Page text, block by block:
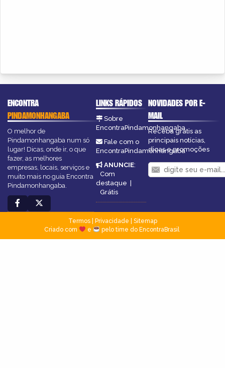
ENCONTRA
PINDAMONHANGABA
O melhor de
Pindamonhangaba num só
lugar! Dicas, onde ir, o que
fazer, as melhores
empresas, locais, serviços e
muito mais no guia Encontra
Pindamonhangaba.
LINKS RÁPIDOS
Sobre
EncontraPindamonhangaba
Fale com o
EncontraPindamonhangaba
ANUNCIE:
Com
destaque
Grátis
NOVIDADES POR E-
MAIL
Receba grátis as
principais notícias,
dicas e promoções
Termos| Privacidade
Sitemap
Criado com
e pelo time do EncontraBrasil